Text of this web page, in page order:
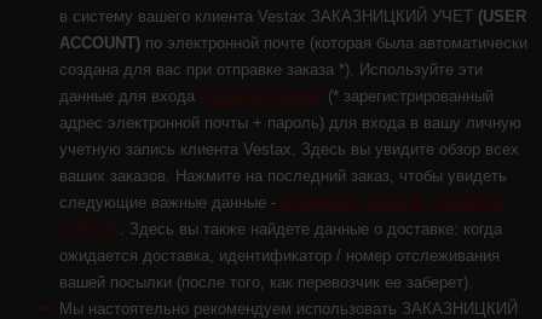
в систему вашего клиента Vestax ЗАКАЗНИЦКИЙ УЧЕТ (USER
ACCOUNT)по электронной почте (которая была автоматически
создана для вас при отправке заказа *). Используйте эти
данные для входа USER ACCOUNT(* зарегистрированный
адрес электронной почты + пароль) для входа в вашу личную
учетную запись клиента Vestax. Здесь вы увидите обзор всех
ваших заказов. Нажмите на последний заказ, чтобы увидеть
следующие важные данные - SUMMARY ORDER, CURRENT
STATUS . Здесь вы также найдете данные о доставке: когда
ожидается доставка, идентификатор / номер отслеживания
вашей посылки (после того, как перевозчик ее заберет).
Мы настоятельно рекомендуем использовать ЗАКАЗНИЦКИЙ